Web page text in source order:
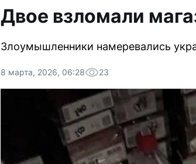
Двое взломали
Злоумышленники намеревались
8 марта, 2026, 06:28 23